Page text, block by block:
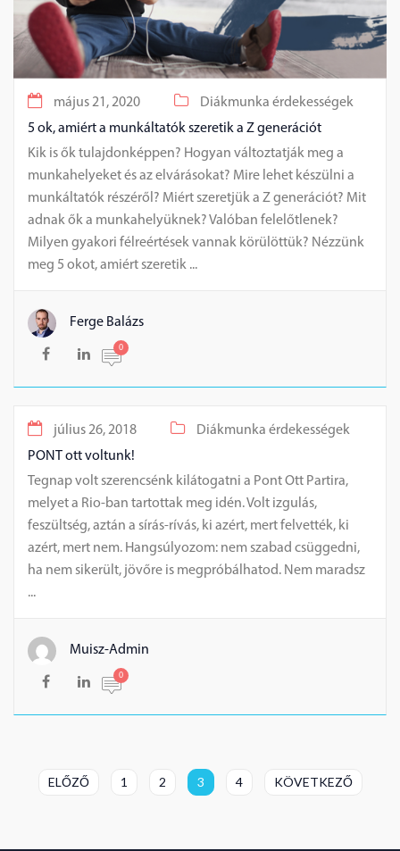
május 21, 2020
Diákmunka érdekességek
5 ok, amiért a munkáltatók szeretik a Z generációt
Kik is ők tulajdonképpen? Hogyan változtatják meg a
munkahelyeket és az elvárásokat? Mire lehet készülni a
munkáltatók részéről? Miért szeretjük a Z generációt? Mit
adnak ők a munkahelyüknek? Valóban felelőtlenek?
Milyen gyakori félreértések vannak körülöttük? Nézzünk
meg 5 okot, amiért szeretik ...
Ferge Balázs
0
július 26, 2018
Diákmunka érdekességek
PONT ott voltunk!
Tegnap volt szerencsénk kilátogatni a Pont Ott Partira,
melyet a Rio-ban tartottak meg idén. Volt izgulás,
feszültség, aztán a sírás-rívás, ki azért, mert felvették, ki
azért, mert nem. Hangsúlyozom: nem szabad csüggedni,
ha nem sikerült, jövőre is megpróbálhatod. Nem maradsz
...
Muisz-Admin
0
ELŐZŐ 1 2 3 4 KÖVETKEZŐ